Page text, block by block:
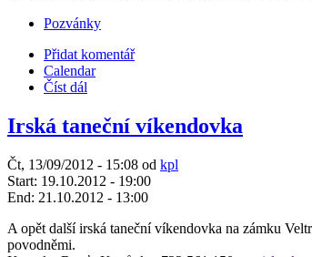
Pozvánky
Přidat komentář
Calendar
Číst dál
Irská taneční víkendovka
Čt, 13/09/2012 - 15:08 od kpl
Start: 19.10.2012 - 19:00
End: 21.10.2012 - 13:00
A opět další irská taneční víkendovka na zámku
povodněmi.